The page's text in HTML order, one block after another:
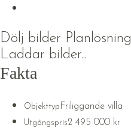
Dölj bilder Planlösning
Laddar bilder...
Fakta
Objekttyp Friliggande villa
Utgångspris2 495 000 kr